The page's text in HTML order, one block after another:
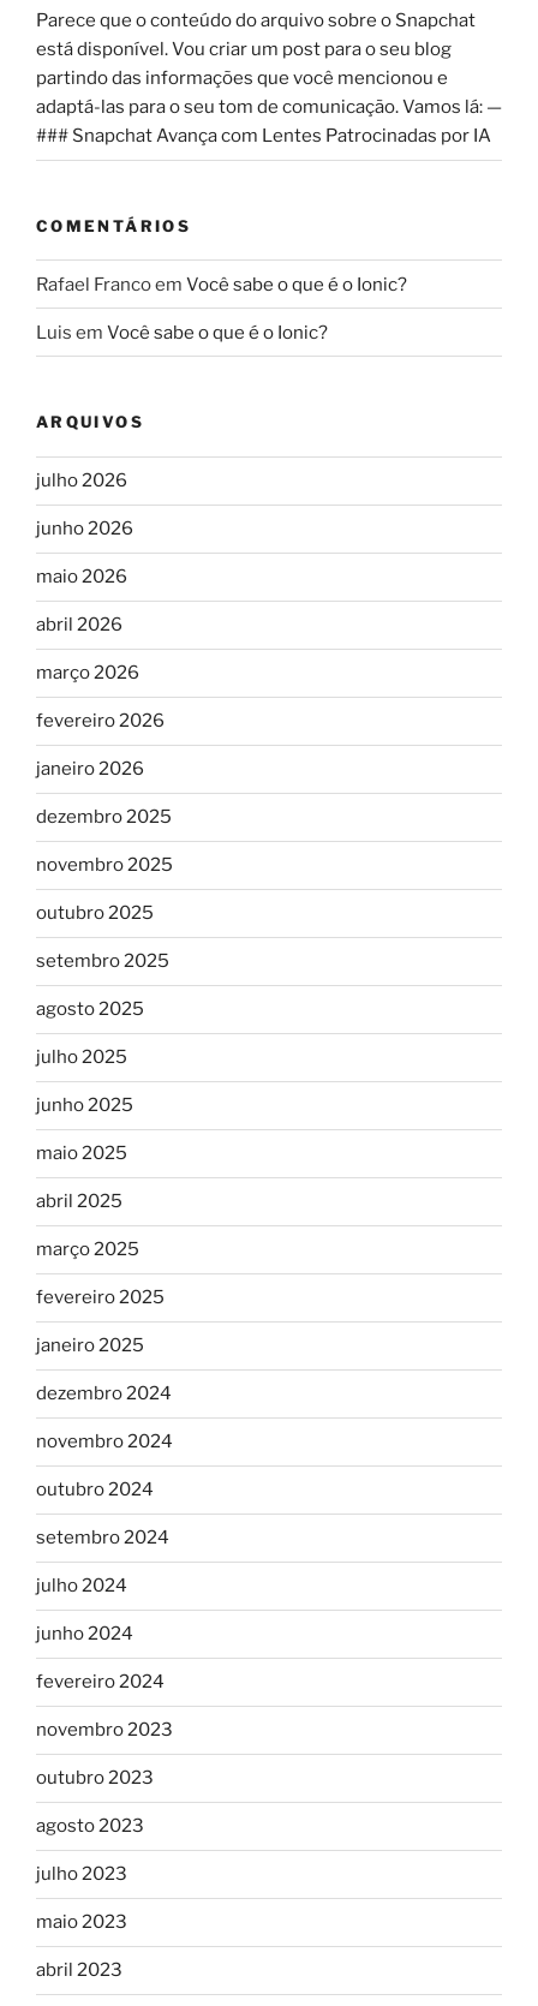
Parece que o conteúdo do arquivo sobre o Snapchat
está disponível. Vou criar um post para o seu blog
partindo das informações que você mencionou e
adaptá-las para o seu tom de comunicação. Vamos lá: —
### Snapchat Avança com Lentes Patrocinadas por IA
COMENTÁRIOS
Rafael Francoem Você sabe o que é o Ionic?
Luis em Você sabe o que é o Ionic?
ARQUIVOS
julho 2026
junho 2026
maio 2026
abril 2026
março 2026
fevereiro 2026
janeiro 2026
dezembro 2025
novembro 2025
outubro 2025
setembro 2025
agosto 2025
julho 2025
junho 2025
maio 2025
abril 2025
março 2025
fevereiro 2025
janeiro 2025
dezembro 2024
novembro 2024
outubro 2024
setembro 2024
julho 2024
junho 2024
fevereiro 2024
novembro 2023
outubro 2023
agosto 2023
julho 2023
maio 2023
abril 2023